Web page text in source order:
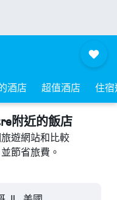
酒店 超值酒店 住
附近​的飯店
遊網站和比較
節省旅費。